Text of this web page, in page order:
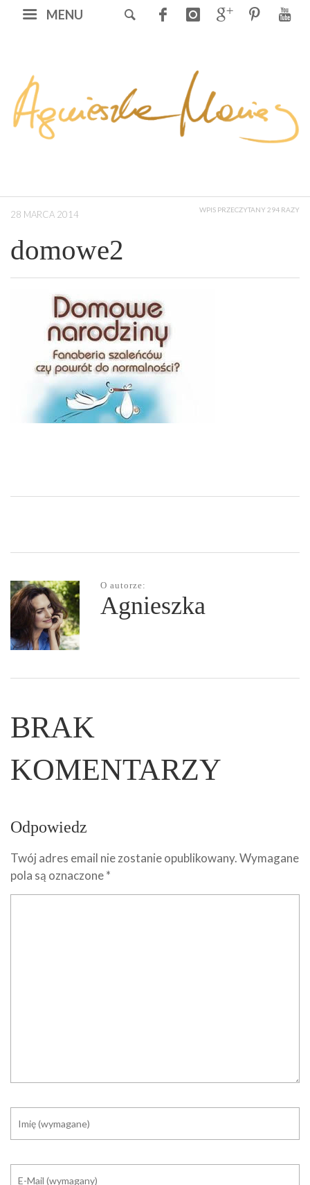
MENU
28 MARCA 2014 WPIS PRZECZYTANY 294 RAZY
domowe2
O autorze:
Agnieszka
BRAK
KOMENTARZY
Odpowiedz
Twój adres email nie zostanie opublikowany.Wymagane
pola są oznaczone*